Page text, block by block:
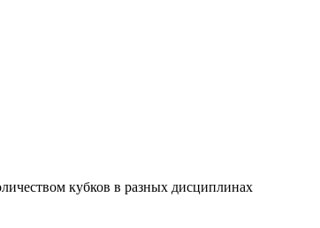
кубков в разных дисциплинах